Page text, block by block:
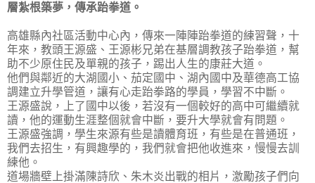
層紮根築夢，傳承跆拳道。
高雄縣內社區活動中心內，傳來一陣陣跆拳道的練習聲，十
年來，教頭王源盛、王源彬兄弟在基層調教孩子跆拳道，幫
助不少原住民及單親的孩子，踢出人生的康莊大道。
他們與鄰近的大湖國小、茄定國中、湖內國中及華德高工協
調建立升學管道，讓有心走跆拳路的學員，學習不中斷。
王源盛說，上了國中以後，若沒有一個較好的高中可繼續就
讀，他的運動生涯整個就會中斷，要升大學就會有問題。
王源盛強調，學生來源有些是讀體育班，有些是在普通班，
我們去招生，有興趣學的，我們就會把他收進來，慢慢去訓
練他。
道場牆壁上掛滿陳詩欣、朱木炎出戰的相片，激勵孩子們向